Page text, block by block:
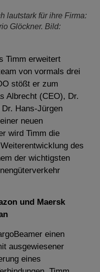
lautstark für ihre Firma:
Glöckner. Bild:
Timm erweitert
von vormals drei
stößt er zum
Albrecht (CEO), Dr.
Hans-Jürgen
neuen
wird Timm die
des
der wichtigsten
und Maersk
einen
ausgewiesener
eines